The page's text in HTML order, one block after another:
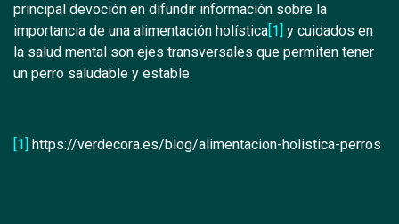
principal devoción en difundir información sobre la
importancia de una alimentación holística[1] y cuidados en
la salud mental son ejes transversales que permiten tener
un perro saludable y estable.
[1] https://verdecora.es/blog/alimentacion-holistica-perros